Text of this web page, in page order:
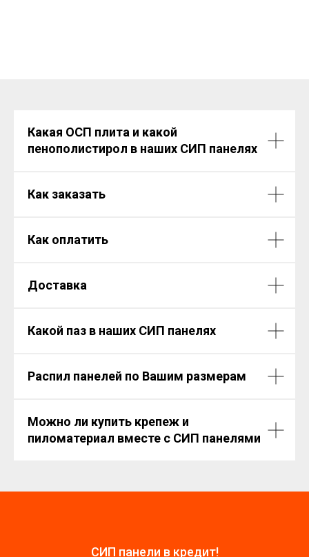
Какая ОСП плита и какой
пенополистирол в наших СИП панелях
Как заказать
Как оплатить
Доставка
Какой паз в наших СИП панелях
Распил панелей по Вашим размерам
Можно ли купить крепеж и
пиломатериал вместе с СИП панелями
СИП панели в кредит!